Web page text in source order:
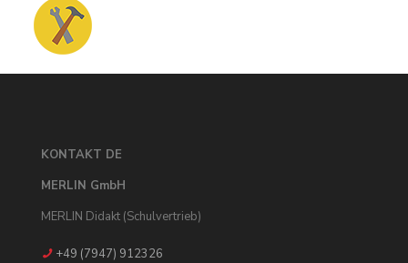
KONTAKT DE
MERLIN GmbH
MERLIN Didakt (Schulvertrieb)
+49 (7947) 912326